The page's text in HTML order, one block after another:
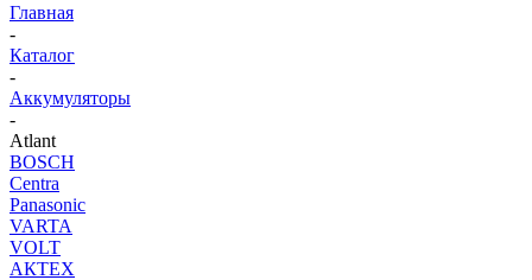
Главная
-
Каталог
-
Аккумуляторы
-
Atlant
BOSCH
Centra
Panasonic
VARTA
VOLT
АКТЕХ